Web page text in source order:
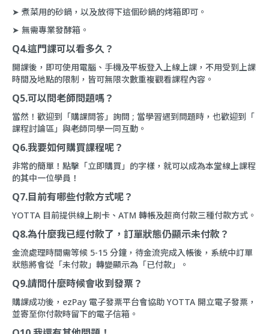
➤ 煮菜用的砂鍋，以及放得下這個砂鍋的烤箱即可。
➤ 無需專業發酵箱。
Q4.這門課可以看多久？
開課後，即可使用電腦、手機及平板登入上線上課，不用受到上課
時間及地點的限制，皆可無限次數重複觀看課程內容。
Q5.可以問老師問題嗎？
當然！歡迎到「購課問答」詢問 ; 當學習遇到問題時，也歡迎到「
課程討論區 」與老師同學一同互動。
Q6.我要如何購買課程呢？
非常的簡單！點擊「立即購買」的字樣，就可以成為本堂線上課程
的其中一位學員！
Q7.目前有哪些付款方式呢？
YOTTA 目前提供線上刷卡、ATM 轉帳及超商付款三種付款方式。
Q8.為什麼我已經付款了，訂單狀態仍顯示未付款？
金流處理時間需等候 5-15 分鐘，待金流完成入帳後，系統中訂單
狀態將會從「未付款」轉變顯示為「已付款」。
Q9.請問什麼時候會收到發票？
購課成功後，ezPay 電子發票平台會協助 YOTTA 開立電子發票，
並寄至你付款時留下的電子信箱。